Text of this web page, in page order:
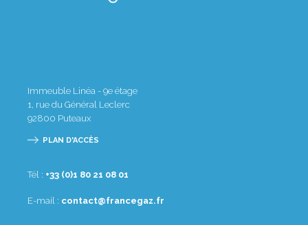
Immeuble Linéa - 9e étage
1, rue du Général Leclerc
92800 Puteaux
PLAN D'ACCÈS
Tél : 10 80 12 08 1(0) 33+
E-mail : rf.zagecnarf@tcatnoc